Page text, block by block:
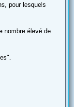
pour lesquels
nombre élevé de